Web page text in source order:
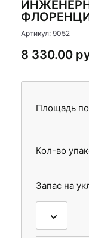
Артикул: 9052
8 330.00
Площадь
Кол-во
Запас на
Стеновые
Межкомнатные
Стеновые
Межкомнатные